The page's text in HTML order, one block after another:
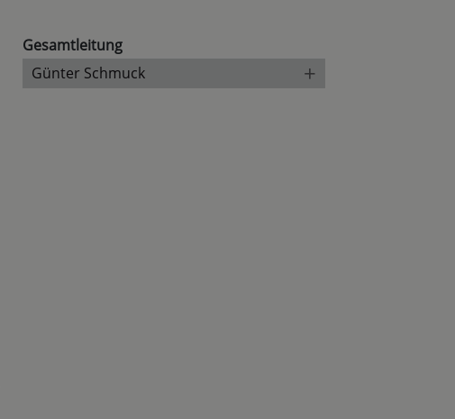
Gesamtleitung
Günter Schmuck
+